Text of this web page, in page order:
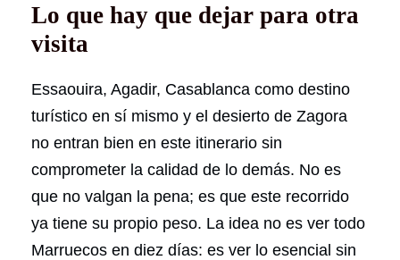
Lo que hay que dejar para otra
visita
Essaouira, Agadir, Casablanca como destino
turístico en sí mismo y el desierto de Zagora
no entran bien en este itinerario sin
comprometer la calidad de lo demás. No es
que no valgan la pena; es que este recorrido
ya tiene su propio peso. La idea no es ver todo
Marruecos en diez días: es ver lo esencial sin